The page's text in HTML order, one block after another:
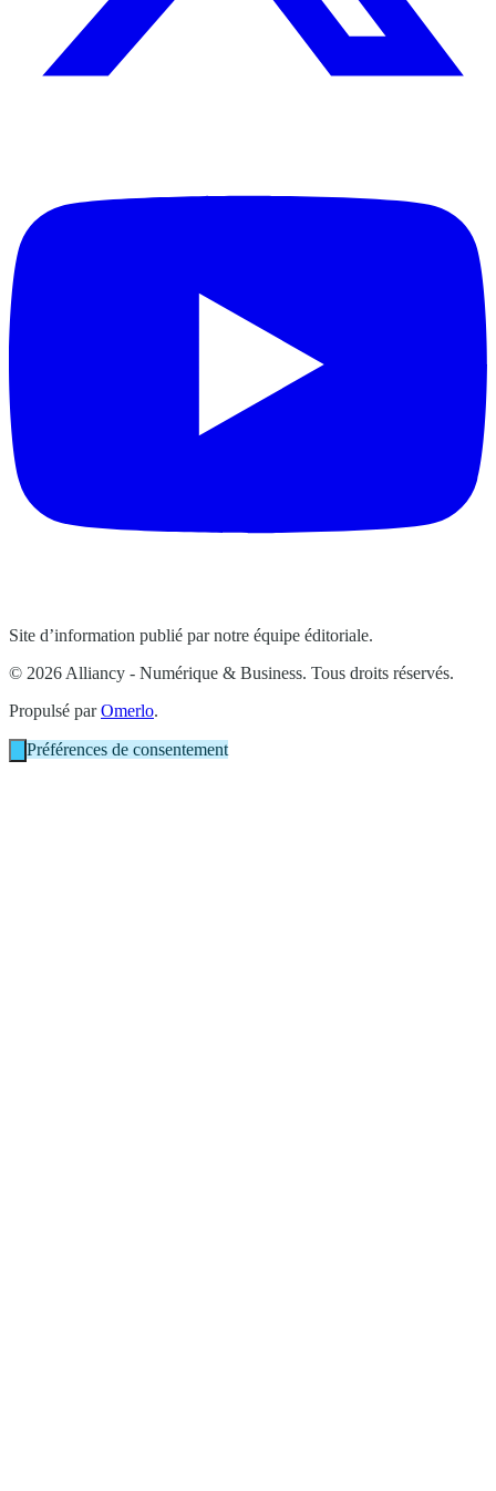
Site d’information publié par notre équipe éditoriale.
© 2026 Alliancy - Numérique & Business. Tous droits réservés.
Propulsé parOmerlo.
Préférences de consentement